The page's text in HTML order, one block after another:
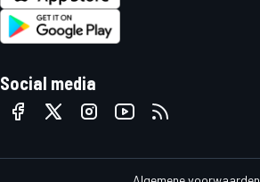
Social media